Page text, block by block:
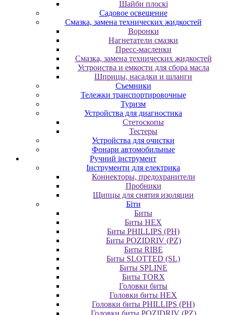
Шайби плоскі
Садовое освещение
Смазка, замена технических жидкостей
Воронки
Нагнетатели смазки
Пресс-масленки
Смазка, замена технических жидкостей
Устроиства и емкости для сбора масла
Шприцы, насадки и шланги
Съемники
Тележки транспортировочные
Туризм
Устройства для диагностика
Стетоскопы
Тестеры
Устройства для очистки
Фонари автомобильные
Ручний інструмент
Інструменти для електрика
Коннекторы, предохранители
Пробники
Щипцы для снятия изоляции
Біти
Биты
Биты HEX
Биты PHILLIPS (PH)
Биты POZIDRIV (PZ)
Биты RIBE
Биты SLOTTED (SL)
Биты SPLINE
Биты TORX
Головки биты
Головки биты HEX
Головки биты PHILLIPS (PH)
Головки биты POZIDRIV (PZ)